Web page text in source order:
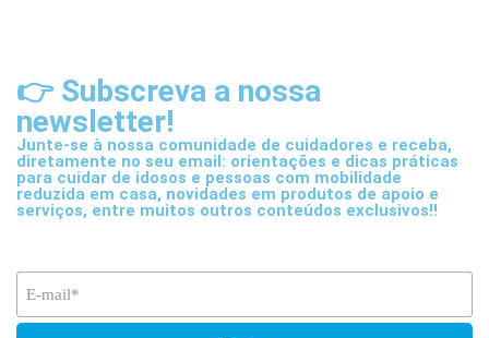
👉 Subscreva a nossa
newsletter!
Junte-se à nossa comunidade de cuidadores e receba,
diretamente no seu email: orientações e dicas práticas
para cuidar de idosos e pessoas com mobilidade
reduzida em casa, novidades em produtos de apoio e
serviços, entre muitos outros conteúdos exclusivos!!